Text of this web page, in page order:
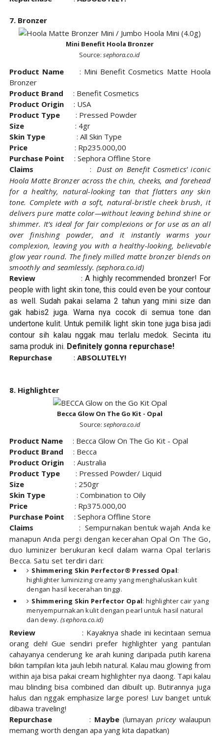
7. Bronzer
Mini Benefit Hoola Bronzer
Source: sephora.co.id
Product Name : Mini Benefit Cosmetics Matte Hoola
Bronzer
Product Brand
: Benefit Cosmetics
Product Origin : USA
Product Type: Pressed Powder
Size
: 4gr
Skin Type
: All Skin Type
Price : Rp235.000,00
Purchase Point
: Sephora Offline Store
Claims:
Dust on Benefit Cosmetics’ iconic
Hoola Matte Bronzer across the chin, cheeks, and forehead
for a healthy, natural-looking tan that flatters any skin
tone. Complete with a soft, natural-bristle cheek brush, it
delivers pure matte color—without leaving behind shine or
shimmer. It’s ideal for fair complexions or for use as an all
over finishing powder, and it instantly warms your
complexion, leaving you with a healthy-looking, believable
glow year round. The finely milled matte bronzer blends on
smoothly and seamlessly. (sephora.co.id)
Review
:A highly recommended bronzer! For
people with light skin tone, this could even be your contour
as well. Sudah pakai selama 2 tahun yang mini size dan
gak habis2 juga. Warna nya cocok di semua tone dan
undertone kulit. Untuk pemilik light skin tone juga bisa jadi
contour sih kalau nggak mau terlalu medok. Secinta itu
sama produk ini. Definitely gonna repurchase!
Repurchase : ABSOLUTELY!
8. Highlighter
Becca Glow On The Go Kit - Opal
Source:sephora.co.id
Product Name : Becca Glow On The Go Kit - Opal
Product Brand
: Becca
Product Origin : Australia
Product Type: Pressed Powder/ Liquid
Size
: 250gr
Skin Type
: Combination to Oily
Price : Rp375.000,00
Purchase Point
: Sephora Offline Store
Claims : Sempurnakan bentuk wajah Anda ke
manapun Anda pergi dengan kecerahan Opal On The Go,
duo luminizer berukuran kecil dalam warna Opal terlaris
Becca.Satu set terdiri dari:
Shimmering Skin Perfector® Pressed Opal:
highlighter luminizing creamy yang menghaluskan kulit
dengan hasil kecerahan tinggi.
Shimmering Skin Perfector Opal: highlighter cair yang
menyempurnakan kulit dengan pearl untuk hasil natural
dan dewy. (sephora.co.id)
Review
: Kayaknya shade ini kecintaan semua
orang deh! Gue sendiri prefer highlighter yang pantulan
cahayanya cenderung ke arah kuning daripada putih karena
bikin tampilan kita jauh lebih natural. Kalau mau glowing from
within aja bisa pakai cream highlighter nya daong. Tapi kalau
mau blinding bisa combined dan dibuilt up. Butirannya juga
halus dan nggak emphasize large pores! Luv banget untuk
dibawa traveling!
Repurchase: Maybe(lumayanpriceywalaupun
memang worth dengan apa yang kita dapatkan)